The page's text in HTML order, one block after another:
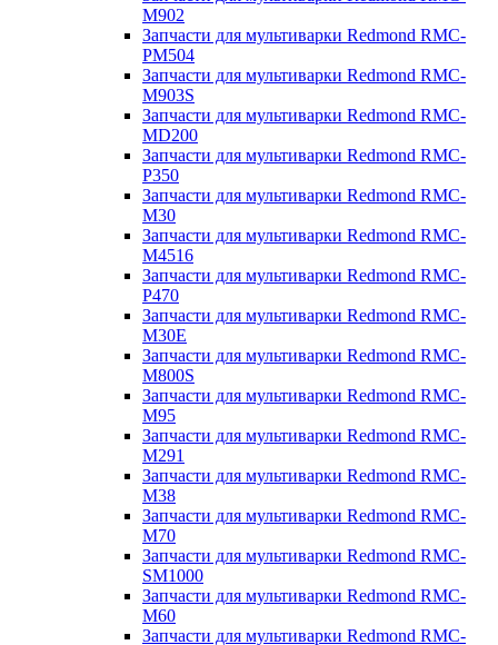
M902
Запчасти для мультиварки Redmond RMC-
PM504
Запчасти для мультиварки Redmond RMC-
M903S
Запчасти для мультиварки Redmond RMC-
MD200
Запчасти для мультиварки Redmond RMC-
P350
Запчасти для мультиварки Redmond RMC-
M30
Запчасти для мультиварки Redmond RMC-
M4516
Запчасти для мультиварки Redmond RMC-
P470
Запчасти для мультиварки Redmond RMC-
M30E
Запчасти для мультиварки Redmond RMC-
M800S
Запчасти для мультиварки Redmond RMC-
M95
Запчасти для мультиварки Redmond RMC-
M291
Запчасти для мультиварки Redmond RMC-
M38
Запчасти для мультиварки Redmond RMC-
M70
Запчасти для мультиварки Redmond RMC-
SM1000
Запчасти для мультиварки Redmond RMC-
M60
Запчасти для мультиварки Redmond RMC-